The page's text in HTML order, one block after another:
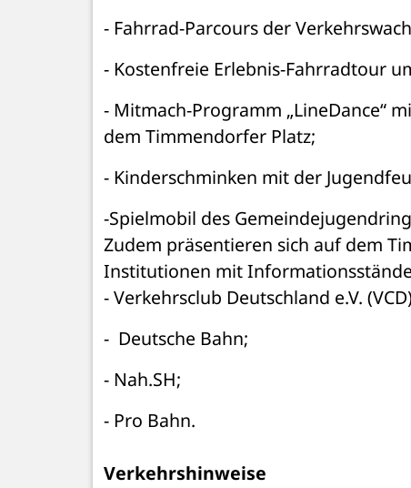
- Fahrrad-Parcours der
- Kostenfreie Erlebnis-Fahrradtour
- Mitmach-Programm „LineDance“
dem Timmendorfer Platz;
- Kinderschminken mit der
-Spielmobil des
Zudem präsentieren sich auf dem
Institutionen mit
- Verkehrsclub Deutschland e.V.
-  Deutsche Bahn;
- Nah.SH;
- Pro Bahn.
Verkehrshinweise